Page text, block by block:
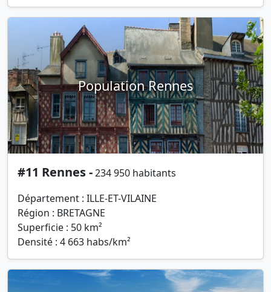
Population Rennes
#11 Rennes -234 950 habitants
Département : ILLE-ET-VILAINE
Région : BRETAGNE
Superficie : 50 km²
Densité : 4 663 habs/km²